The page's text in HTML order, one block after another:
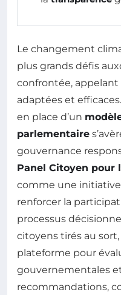
Le changement
plus grands défis
confrontée,
adaptées et
en place d’un
parlementaire
gouvernance
Panel Citoyen pour
comme une
renforcer la
processus
citoyens tirés au
plateforme pour
gouvernementales
recommandations,